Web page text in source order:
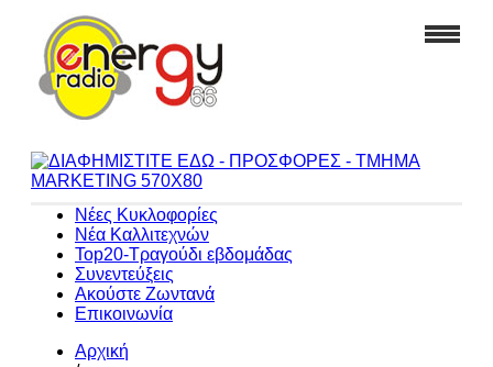
Νέες Κυκλοφορίες
Νέα Καλλιτεχνών
Top20-Τραγούδι εβδομάδας
Συνεντεύξεις
Ακούστε Ζωντανά
Επικοινωνία
Αρχική